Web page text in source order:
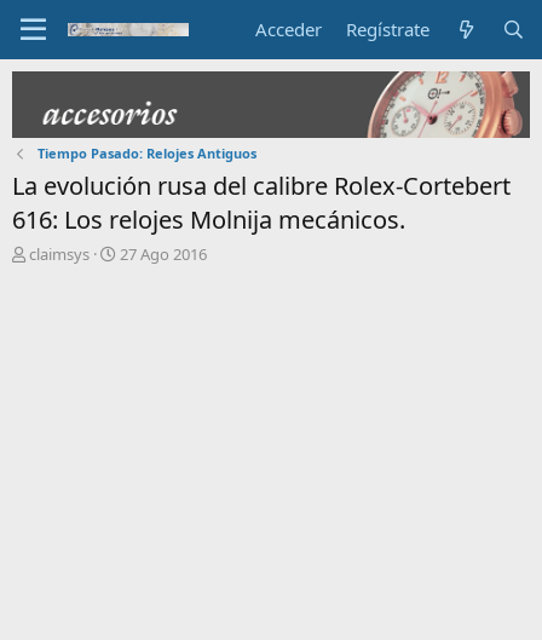
Acceder Regístrate
Tiempo Pasado: Relojes Antiguos
La evolución rusa del calibre Rolex-Cortebert
616: Los relojes Molnija mecánicos.
Iclaimsys
F
27 Ago 2016